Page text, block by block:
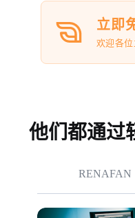
立即
欢迎各
他们都通过
RENAFAN